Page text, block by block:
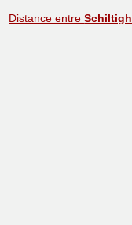
Distance entre